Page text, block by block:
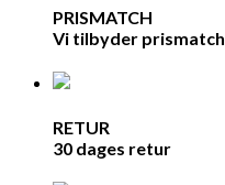
PRISMATCH
Vi tilbyder prismatch
RETUR
30 dages retur